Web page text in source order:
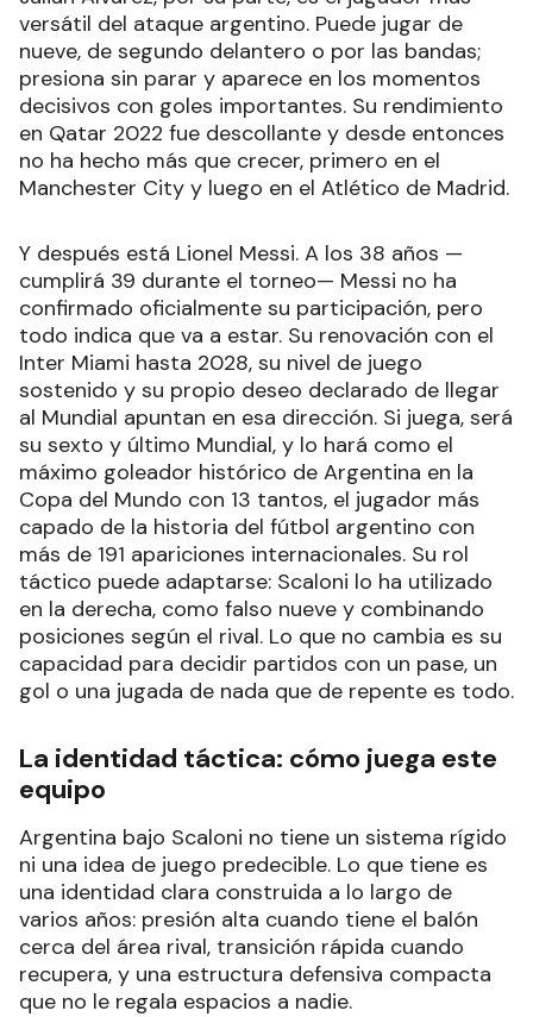
versátil del ataque argentino. Puede jugar de
nueve, de segundo delantero o por las bandas;
presiona sin parar y aparece en los momentos
decisivos con goles importantes. Su rendimiento
en Qatar 2022 fue descollante y desde entonces
no ha hecho más que crecer, primero en el
Manchester City y luego en el Atlético de Madrid.
Y después está Lionel Messi. A los 38 años —
cumplirá 39 durante el torneo— Messi no ha
confirmado oficialmente su participación, pero
todo indica que va a estar. Su renovación con el
Inter Miami hasta 2028, su nivel de juego
sostenido y su propio deseo declarado de llegar
al Mundial apuntan en esa dirección. Si juega, será
su sexto y último Mundial, y lo hará como el
máximo goleador histórico de Argentina en la
Copa del Mundo con 13 tantos, el jugador más
capado de la historia del fútbol argentino con
más de 191 apariciones internacionales. Su rol
táctico puede adaptarse: Scaloni lo ha utilizado
en la derecha, como falso nueve y combinando
posiciones según el rival. Lo que no cambia es su
capacidad para decidir partidos con un pase, un
gol o una jugada de nada que de repente es todo.
La identidad táctica: cómo juega este
equipo
Argentina bajo Scaloni no tiene un sistema rígido
ni una idea de juego predecible. Lo que tiene es
una identidad clara construida a lo largo de
varios años: presión alta cuando tiene el balón
cerca del área rival, transición rápida cuando
recupera, y una estructura defensiva compacta
que no le regala espacios a nadie.